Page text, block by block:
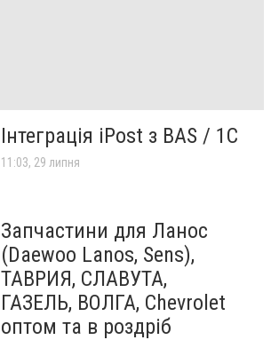
Інтеграція iPost з BAS / 1С
11:03, 29 липня
Запчастини для Ланос
(Daewoo Lanos, Sens),
ТАВРИЯ, СЛАВУТА,
ГАЗЕЛЬ, ВОЛГА, Chevrolet
оптом та в роздріб